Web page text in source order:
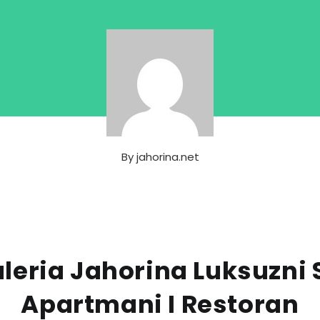
Byjahorina.net
Jahorina Luksuzni
Apartmani I Restoran